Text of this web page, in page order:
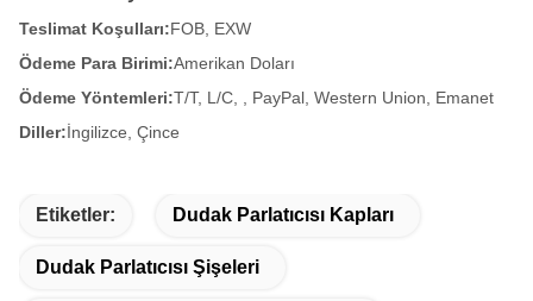
Teslimat Koşulları:FOB, EXW
Ödeme Para Birimi:Amerikan Doları
Ödeme Yöntemleri:T/T, L/C, , PayPal, Western Union, Emanet
Diller:İngilizce, Çince
Etiketler: Dudak Parlatıcısı Kapları
Dudak Parlatıcısı Şişeleri